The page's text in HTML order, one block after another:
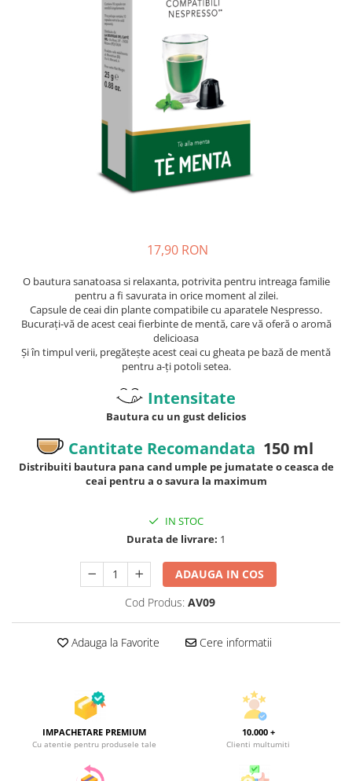
Capsule compatibile Bialetti
Capsule compatibile Beanz
Capsule compatibile Uno System
Capsule compatibile Caffitaly
PADURI CAFEA & MONODOZE
17,90 RON
O bautura sanatoasa si relaxanta, potrivita pentru intreaga familie
pentru a fi savurata in orice moment al zilei.
Capsule de ceai din plante compatibile cu aparatele Nespresso.
Bucurați-vă de acest ceai fierbinte de mentă, care vă oferă o aromă
delicioasa
Și în timpul verii, pregătește acest ceai cu gheata pe bază de mentă
pentru a-ți potoli setea.
Intensitate
Bautura cu un gust delicios
Cantitate Recomandata 150 ml
Distribuiti bautura pana cand umple pe jumatate o ceasca de
ceai pentru a o savura la maximum
IN STOC
Durata de livrare: 1
ADAUGA IN COS
Cod Produs: AV09
Adauga la Favorite Cere informatii
IMPACHETARE PREMIUM
Cu atentie pentru produsele tale
10.000 +
Clienti multumiti